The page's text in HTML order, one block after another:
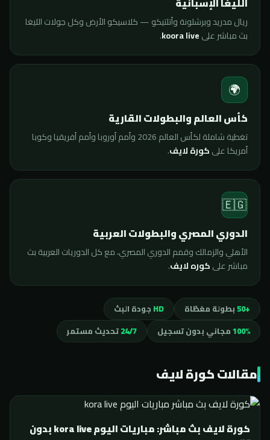
ريال مدريد وبرشلونة وأتلتيكو — كلاسيكو الأرض وكل جولات الليغا
بث مباشر علىkoora live
.
🌍
كأس العالم والبطولات القارية
تغطية شاملة لكأس العالم 2026 وأمم أوروبا وأمم أفريقيا وكوبا
أمريكا علىكورة لايف.
🇪🇬
الدوري المصري والبطولات العربية
الأهلي والزمالك وقمم الدوري المصري، مع كل الدوريات العربية بث
مباشر علىكوره لايف.
+50 بطولة مغطّاة HD جودة البث
100%مجاني بدون تسجيل 24/7تحديث مستمر
مقالات كورة لايف
كورة لايف بث مباشر: مباريات اليوم kora live بدون